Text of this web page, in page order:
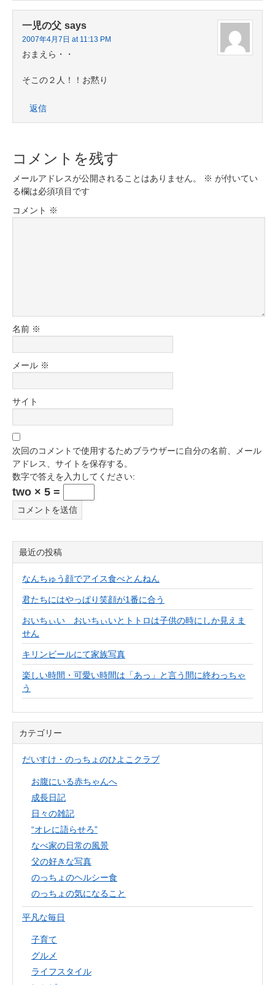
一児の父 says
2007年4月7日 at 11:13 PM
おまえら・・
そこの２人！！お黙り
返信
コメントを残す
メールアドレスが公開されることはありません。 ※ が付いてい
る欄は必須項目です
コメント ※
名前 ※
メール ※
サイト
次回のコメントで使用するためブラウザーに自分の名前、メール
アドレス、サイトを保存する。
数字で答えを入力してください:
two × 5 =
最近の投稿
なんちゅう顔でアイス食べとんねん
君たちにはやっぱり笑顔が1番に合う
おいちぃい おいちぃいとトトロは子供の時にしか見えま
せん
キリンビールにて家族写真
楽しい時間・可愛い時間は「あっ」と言う間に終わっちゃ
う
カテゴリー
だいすけ・のっちょのひよこクラブ
お腹にいる赤ちゃんへ
成長日記
日々の雑記
“オレに語らせろ”
なべ家の日常の風景
父の好きな写真
のっちょのヘルシー食
のっちょの気になること
平凡な毎日
子育て
グルメ
ライフスタイル